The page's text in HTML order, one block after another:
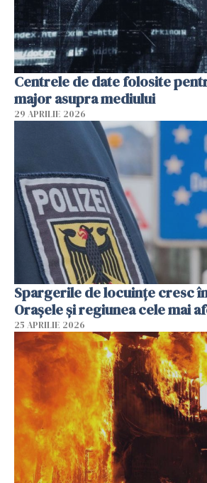
Centrele de date folosite
major asupra mediului
29 APRILIE 2026
Spargerile de locuințe cresc
Orașele și regiunea cele mai
25 APRILIE 2026